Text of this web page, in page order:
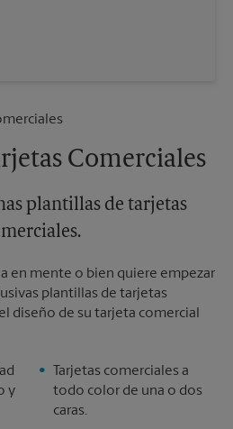
Comerciales
plantillas de tarjetas
en mente o bien quiere empezar
plantillas de tarjetas
diseño de su tarjeta comercial
y
Tarjetas comerciales a
todo color de una o dos
caras.